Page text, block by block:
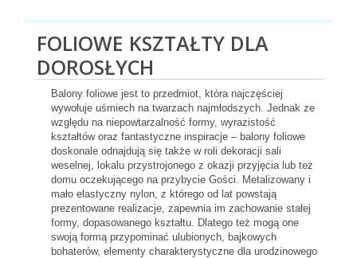
I DODATKI SPOŻYWCZE
STÓŁ PARTY
IMPREZOWE
/PRZEKŁADKI/WSPORNIKI/BANKETÓWKI
FOLIOWE KSZTAŁTY DLA
DOROSŁYCH
Balony foliowe jest to przedmiot, która najczęściej
wywołuje uśmiech na twarzach najmłodszych. Jednak ze
względu na niepowtarzalność formy, wyrazistość
kształtów oraz fantastyczne inspiracje – balony foliowe
doskonale odnajdują się także w roli dekoracji sali
weselnej, lokalu przystrojonego z okazji przyjęcia lub też
domu oczekującego na przybycie Gości. Metalizowany i
mało elastyczny nylon, z którego od lat powstają
prezentowane realizacje, zapewnia im zachowanie stałej
formy, dopasowanego kształtu. Dlatego też mogą one
swoją formą przypominać ulubionych, bajkowych
bohaterów, elementy charakterystyczne dla urodzinowego